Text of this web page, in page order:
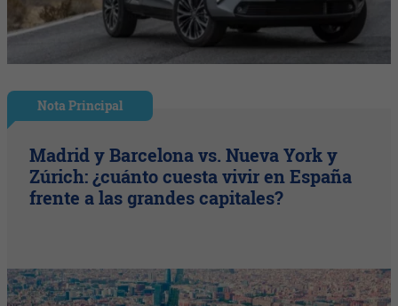
Nota Principal
Madrid y Barcelona vs. Nueva York y
Zúrich: ¿cuánto cuesta vivir en España
frente a las grandes capitales?